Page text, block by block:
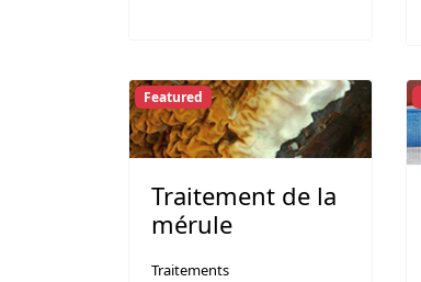
Featured
Traitement de la
mérule
Traitements